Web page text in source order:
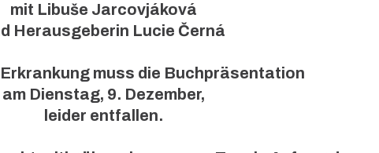
mit Libuše Jarcovjáková
Herausgeberin Lucie Černá
muss die Buchpräsentation
am Dienstag, 9. Dezember,
leider entfallen.